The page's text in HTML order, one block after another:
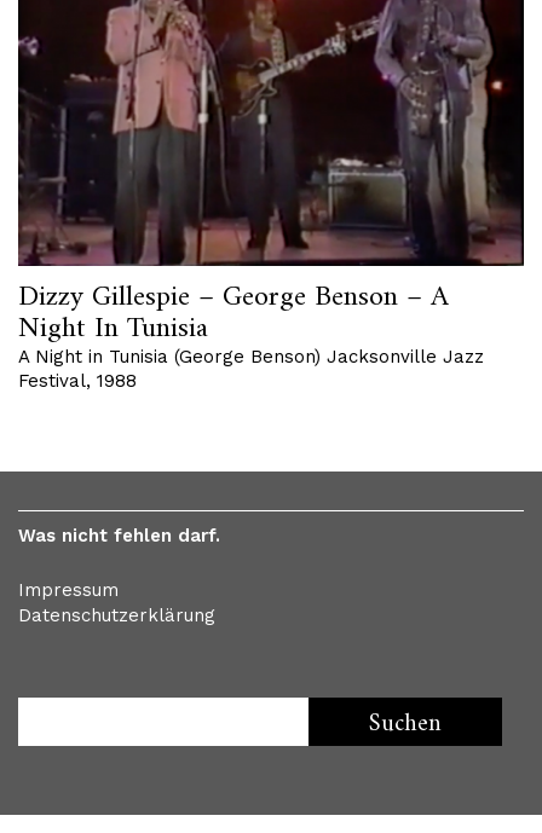
Dizzy Gillespie – George Benson – A
Night In Tunisia
A Night in Tunisia (George Benson) Jacksonville Jazz
Festival, 1988
Was nicht fehlen darf.
Impressum
Datenschutzerklärung